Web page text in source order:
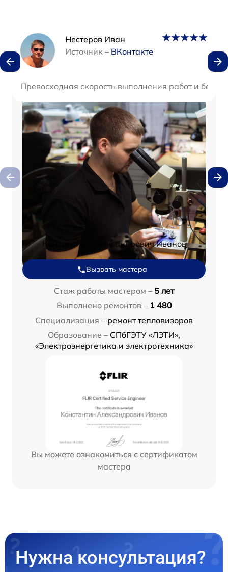
Нестеров Иван
Источник – ВКонтакте
Превосходная скорость выполнения работ и
Наши мастера
Константин Александрович Иванов
Вызвать мастера
Стаж работы мастером – 5 лет
Выполнено ремонтов – 1 480
Специализация – ремонт тепловизоров
Образование – СПбГЭТУ «ЛЭТИ»,
«Электроэнергетика и электротехника»
Вы можете ознакомиться с сертификатом
мастера
Нужна консультация?